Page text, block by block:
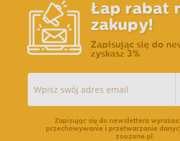
Łap rabat
zakupy!
Zapisując się do
zyskasz 3%
Zapisując się do newslettera
przechowywanie i przetwarzanie
zoozone.pl.